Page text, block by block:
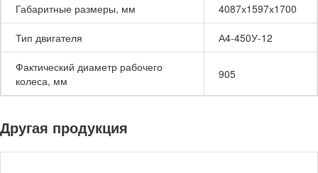
Габаритные размеры, мм 4087х1597х1700
Тип двигателя А4-450У-12
Фактический диаметр рабочего
колеса, мм
905
Другая продукция